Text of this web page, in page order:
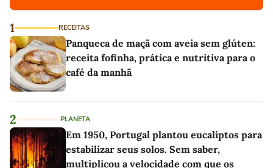
1 RECEITAS
Panqueca de maçã com aveia sem glúten:
receita fofinha, prática e nutritiva para o
café da manhã
2 PLANETA
Em 1950, Portugal plantou eucaliptos para
estabilizar seus solos. Sem saber,
multiplicou a velocidade com que os